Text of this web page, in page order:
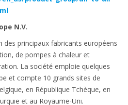
N.V.
des principaux fabricants européens
de pompes à chaleur et
La société emploie quelques
et compte 10 grands sites de
en République Tchèque, en
et au Royaume-Uni.